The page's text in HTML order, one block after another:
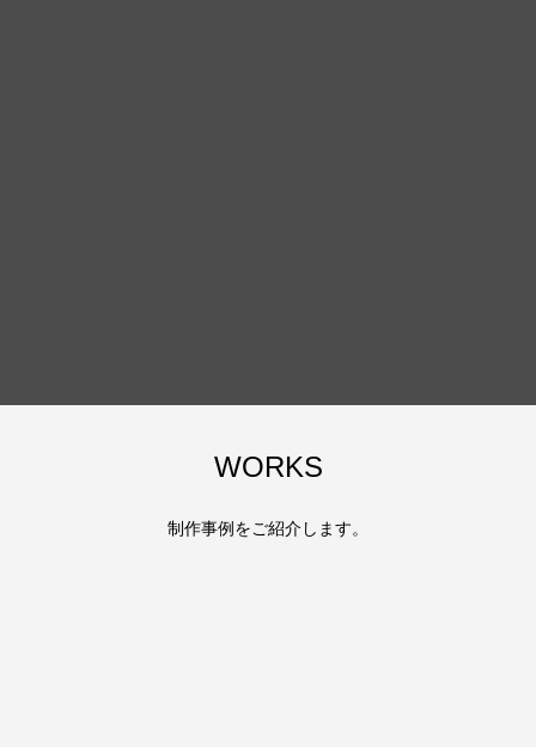
WORKS
制作事例をご紹介します。